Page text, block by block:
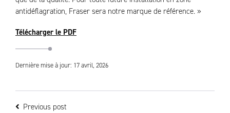
antidéflagration, Fraser sera notre marque de référence. »
Télécharger le PDF
Dernière mise à jour: 17 avril, 2026
Previous post